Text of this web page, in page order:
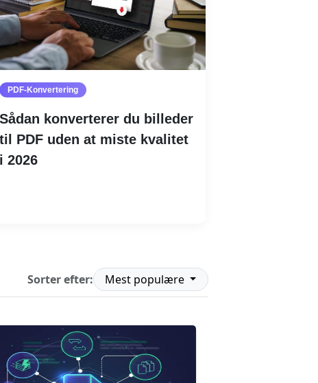
PDF-Konvertering
Sådan konverterer du billeder
til PDF uden at miste kvalitet
i 2026
Sorter efter: Mest populære